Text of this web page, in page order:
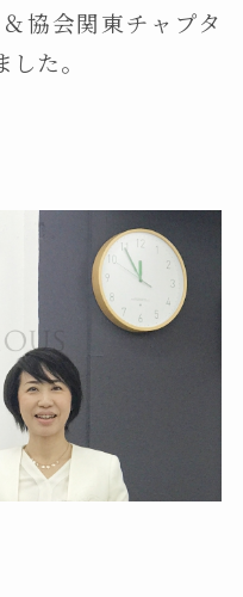
協会関東チャプタ
た。